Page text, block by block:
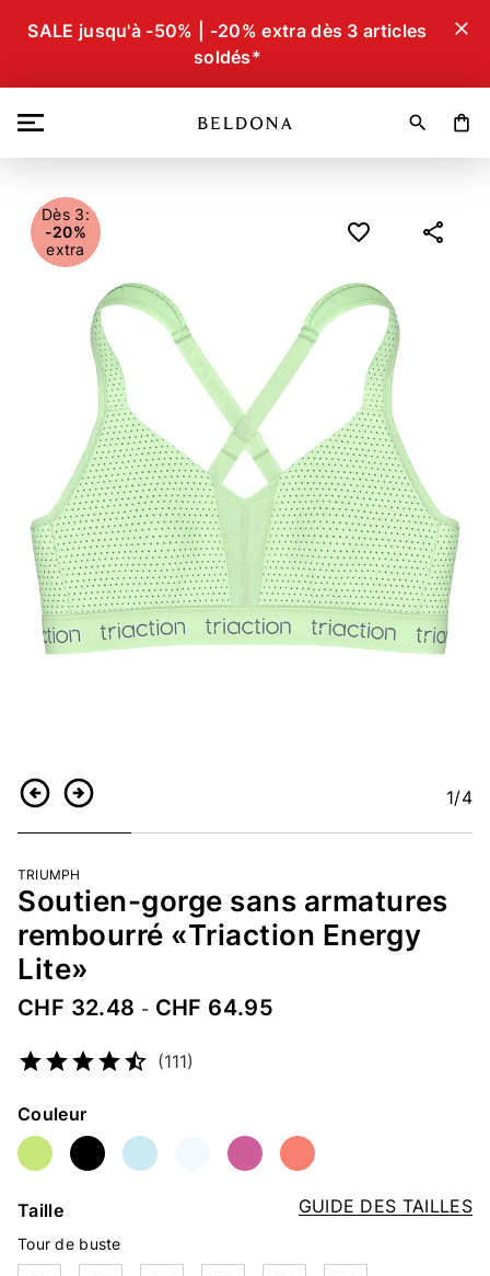
SALE jusqu'à -50% | -20% extra dès 3 articles
soldés*
close
search shopping_bag
RetourContinuer 1/4
Dès 3:
-20%
extra
TRIUMPH
Soutien-gorge sans armatures
rembourré «Triaction Energy
Lite»
CHF 32.48 - CHF 64.95
(111)
Couleur
GUIDE DES TAILLES
Taille
Tour de buste